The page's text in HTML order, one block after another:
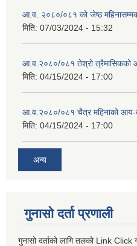
आ.व. २०८०/०८१ को जेष्ठ
मिति: 07/03/2024 - 15:32
आ.व.२०८०/०८१ तेश्रो त्रैमासिकको
मिति: 04/15/2024 - 17:00
आ.व.२०८०/०८१ चैत्र महिनाको आय-
मिति: 04/15/2024 - 17:00
अन्य
गुनासो दर्ता प्रणाली
गुनासो दर्ताको लागि तलको Link